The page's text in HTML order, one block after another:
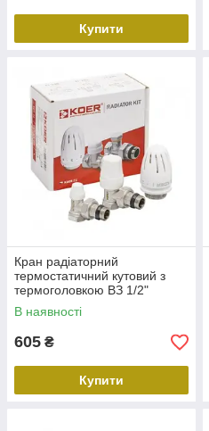
Купити
Кран радіаторний
термостатичний кутовий з
термоголовкою ВЗ 1/2"
(Комплект)
В наявності
605 ₴
Купити